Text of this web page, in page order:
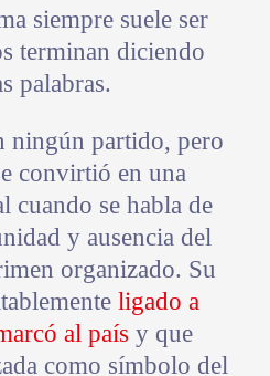
siempre suele ser
terminan diciendo
palabras.
ningún partido, pero
convirtió en una
cuando se habla de
y ausencia del
organizado. Su
ligado a
al país y que
como símbolo del